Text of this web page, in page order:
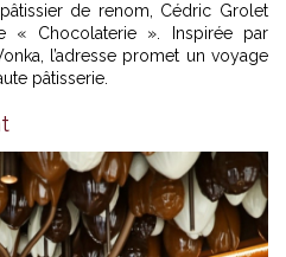
de renom, Cédric Grolet
« Chocolaterie ». Inspirée par
l’adresse promet un voyage
pâtisserie.